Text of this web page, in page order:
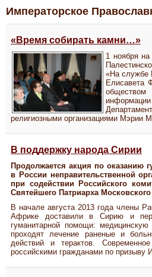
Императорское
«Время собирать камни…»
1 ноября
«На службе
Елисавета
информации
религиозными организациями Мэрии
В поддержку народа Сирии
Продолжается акция по оказанию
в России неправительственной
при содействии Российского
Святейшего Патриарха
В начале августа 2013 года члены
Африке доставили в Сирию и
гуманитарной помощи:
проходят лечение раненые и
действий и терактов.
российскими гражданами по призыву